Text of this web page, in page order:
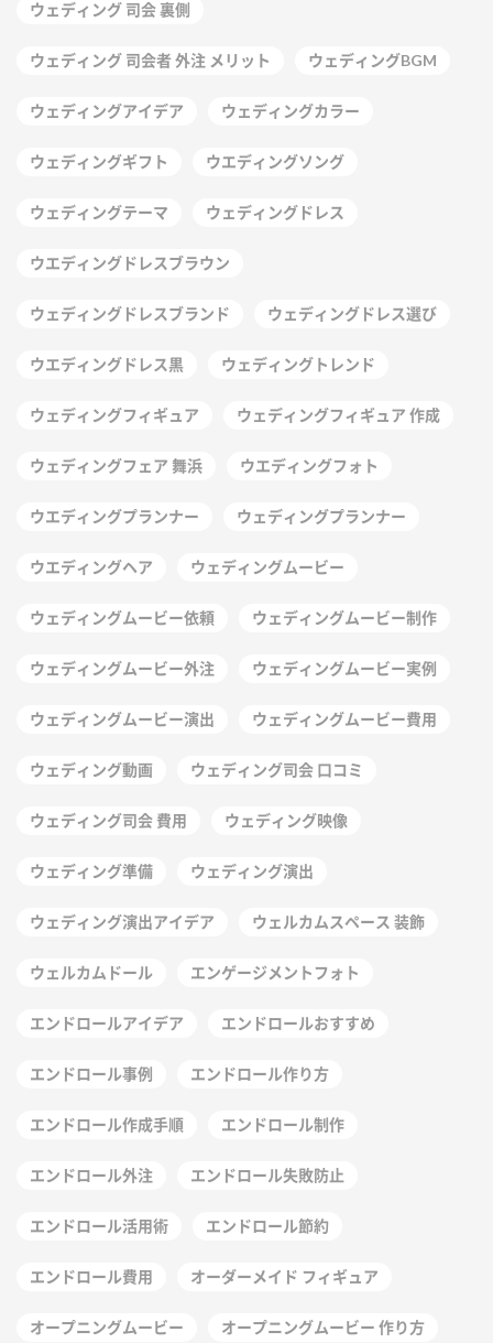
ウェディング 司会 裏側
ウェディング 司会者 外注 メリット ウェディングBGM
ウェディングアイデア ウェディングカラー
ウェディングギフト ウエディングソング
ウェディングテーマ ウェディングドレス
ウエディングドレスブラウン
ウェディングドレスブランド ウェディングドレス選び
ウエディングドレス黒 ウェディングトレンド
ウェディングフィギュア ウェディングフィギュア 作成
ウェディングフェア 舞浜 ウエディングフォト
ウエディングプランナー ウェディングプランナー
ウエディングヘア ウェディングムービー
ウェディングムービー依頼 ウェディングムービー制作
ウェディングムービー外注 ウェディングムービー実例
ウェディングムービー演出 ウェディングムービー費用
ウェディング動画 ウェディング司会 口コミ
ウェディング司会 費用 ウェディング映像
ウェディング準備 ウェディング演出
ウェディング演出アイデア ウェルカムスペース 装飾
ウェルカムドール エンゲージメントフォト
エンドロールアイデア エンドロールおすすめ
エンドロール事例 エンドロール作り方
エンドロール作成手順 エンドロール制作
エンドロール外注 エンドロール失敗防止
エンドロール活用術 エンドロール節約
エンドロール費用 オーダーメイド フィギュア
オープニングムービー オープニングムービー 作り方